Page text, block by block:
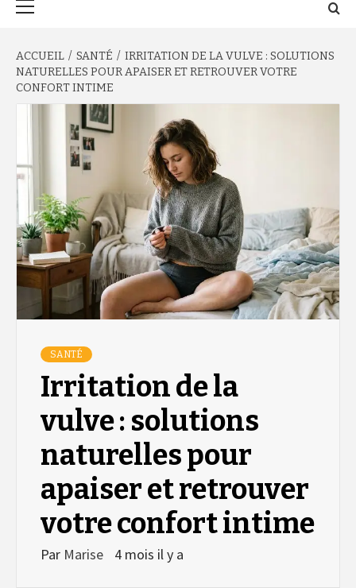
ACCUEIL SANTÉ
IRRITATION DE LA VULVE : SOLUTIONS
NATURELLES POUR APAISER ET RETROUVER VOTRE
CONFORT INTIME
SANTÉ
Irritation de la
vulve : solutions
naturelles pour
apaiser et retrouver
votre confort intime
Par Marise 4 mois il y a